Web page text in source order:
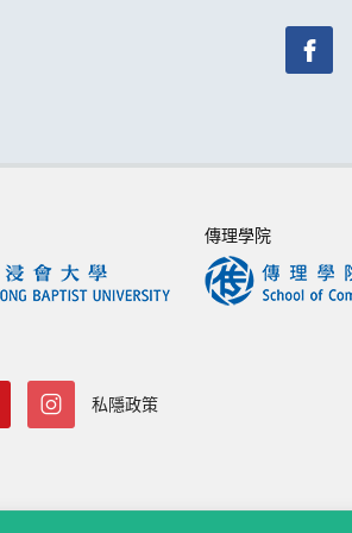
傳理學院
私隱政策